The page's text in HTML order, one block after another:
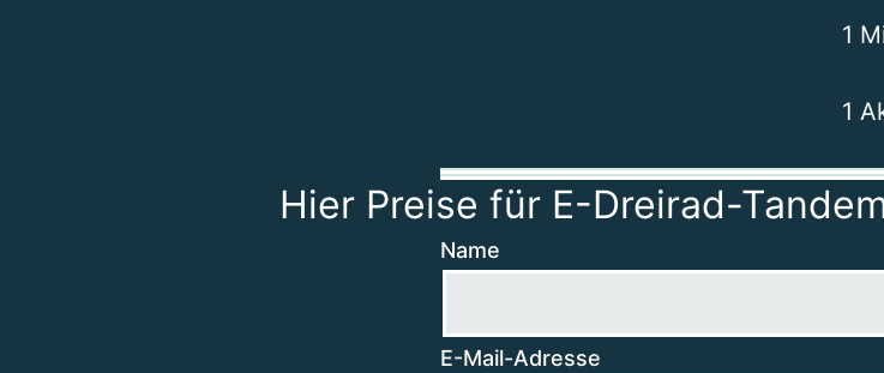
1
1
Hier Preise für E-Dreirad-
Name
E-Mail-Adresse